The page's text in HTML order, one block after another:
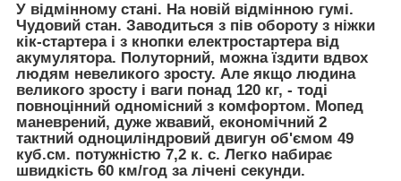
У відмінному стані. На новій відмінною гумі.
Чудовий стан. Заводиться з пів обороту з ніжки
кік-стартера і з кнопки електростартера від
акумулятора. Полуторний, можна їздити вдвох
людям невеликого зросту. Але якщо людина
великого зросту і ваги понад 120 кг, - тоді
повноцінний одномісний з комфортом. Мопед
маневрений, дуже жвавий, економічний 2
тактний одноциліндровий двигун об'ємом 49
куб.см. потужністю 7,2 к. с. Легко набирає
швидкість 60 км/год за лічені секунди.